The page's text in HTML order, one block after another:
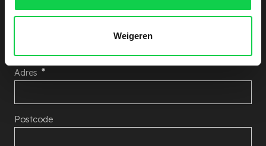
Weigeren
Adres
Postcode